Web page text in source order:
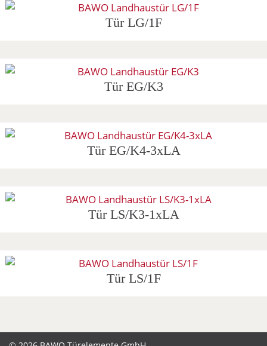
Tür LG/1F
Tür EG/K3
Tür EG/K4-3xLA
Tür LS/K3-1xLA
Tür LS/1F